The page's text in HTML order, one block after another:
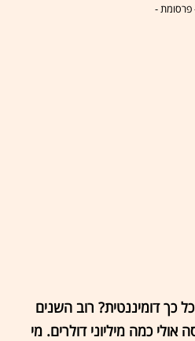
פרסומת -
כך דומיננטית? רוב השנים
כמה מיליוני דולרים. מי